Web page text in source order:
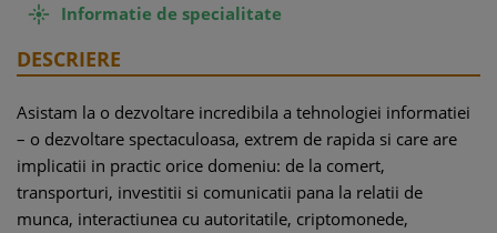
 Informatie de specialitate
DESCRIERE
Asistam la o dezvoltare incredibila a tehnologiei informatiei
– o dezvoltare spectaculoasa, extrem de rapida si care are
implicatii in practic orice domeniu: de la comert,
transporturi, investitii si comunicatii pana la relatii de
munca, interactiunea cu autoritatile, criptomonede,